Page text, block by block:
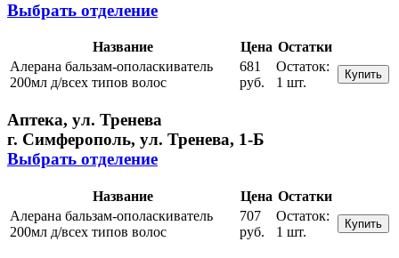
Выбрать отделение
Название Цена Остатки
Алерана бальзам-ополаскиватель
200мл д/всех типов волос
681
руб.
Остаток:
1 шт.
Купить
Аптека, ул. Тренева
г. Симферополь, ул. Тренева, 1-Б
Выбрать отделение
Название Цена Остатки
Алерана бальзам-ополаскиватель
200мл д/всех типов волос
707
руб.
Остаток:
1 шт.
Купить